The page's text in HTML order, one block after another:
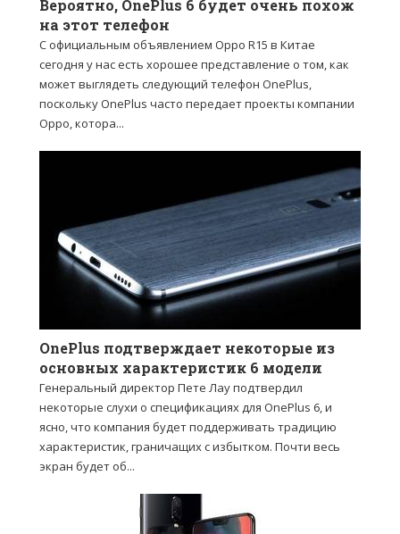
Вероятно, OnePlus 6 будет очень похож
на этот телефон
С официальным объявлением Oppo R15 в Китае
сегодня у нас есть хорошее представление о том, как
может выглядеть следующий телефон OnePlus,
поскольку OnePlus часто передает проекты компании
Oppo, котора...
OnePlus подтверждает некоторые из
основных характеристик 6 модели
Генеральный директор Пете Лау подтвердил
некоторые слухи о спецификациях для OnePlus 6, и
ясно, что компания будет поддерживать традицию
характеристик, граничащих с избытком. Почти весь
экран будет об...